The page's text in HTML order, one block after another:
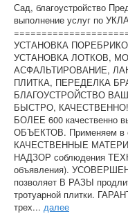
Сад, благоустройство
выполнение услуг по
УСТАНОВКА
УСТАНОВКА ЛОТКОВ,
АСФАЛЬТИРОВАНИЕ,
ПЛИТКА, ПЕРЕДЕЛКА
БЛАГОУСТРОЙСТВО
БЫСТРО, КАЧЕСТВЕННО!
БОЛЕЕ 600 качественно
ОБЪЕКТОВ. Применяем в
КАЧЕСТВЕННЫЕ
НАДЗОР соблюдения
объявления).
позволяет В РАЗЫ
тротуарной плитки.
трех... далее